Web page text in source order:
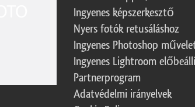
Ingyenes képszerkesztő
Nyers fotók retusáláshoz
Ingyenes Photoshop
Ingyenes Lightroom
Partnerprogram
Adatvédelmi irányelvek